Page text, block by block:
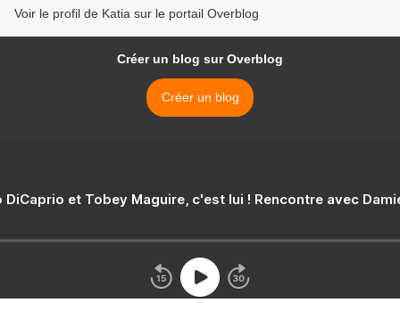
Voir le profil de Katia sur le portail Overblog
Créer un blog sur Overblog
Créer un blog
DiCaprio et Tobey Maguire, c'est lui ! Rencontre avec